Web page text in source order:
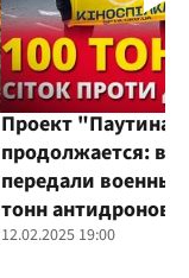
Проект "Паутина"
продолжается:
передали
тонн
12.02.2025 19:00